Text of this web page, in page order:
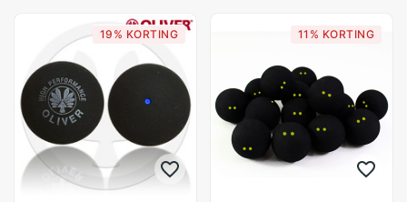
19% KORTING 11% KORTING